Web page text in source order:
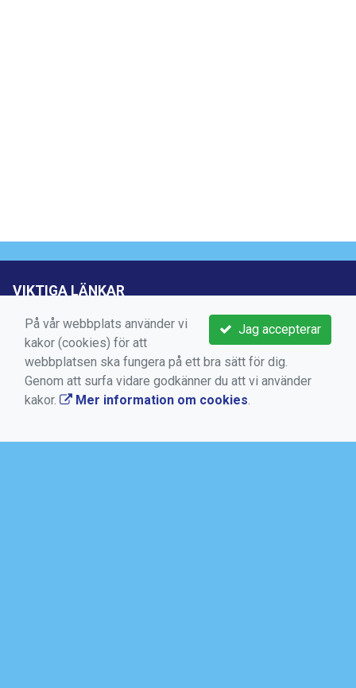
VIKTIGA LÄNKAR
Boka aktivitet
Kontakta oss
Medlems -och användarvillkor
Bokningsvillkor
Jag accepterar
På vår webbplats använder vi
kakor (cookies) för att
webbplatsen ska fungera på ett bra sätt för dig.
Genom att surfa vidare godkänner du att vi använder
kakor.
Mer information om cookies.